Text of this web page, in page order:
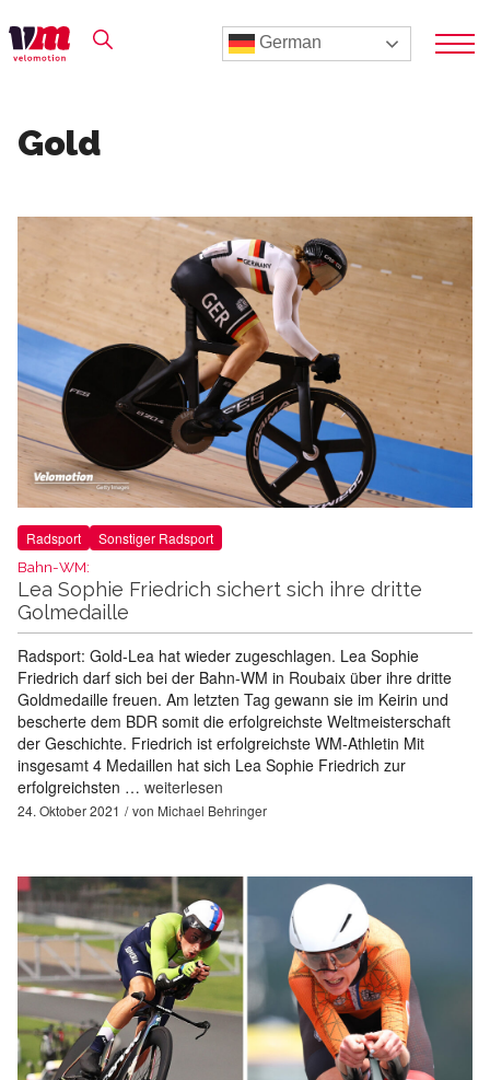
German
Gold
Radsport Sonstiger Radsport
Bahn-WM:
Lea Sophie Friedrich sichert sich ihre dritte
Golmedaille
Radsport: Gold-Lea hat wieder zugeschlagen. Lea Sophie
Friedrich darf sich bei der Bahn-WM in Roubaix über ihre dritte
Goldmedaille freuen. Am letzten Tag gewann sie im Keirin und
bescherte dem BDR somit die erfolgreichste Weltmeisterschaft
der Geschichte. Friedrich ist erfolgreichste WM-Athletin Mit
insgesamt 4 Medaillen hat sich Lea Sophie Friedrich zur
erfolgreichsten … weiterlesen
24. Oktober 2021 von Michael Behringer